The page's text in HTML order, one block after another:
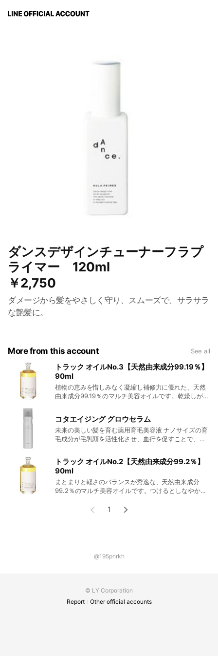
ダンスデザインチューナーフラプ
ライマー 120ml
￥2,750
ダメージから髪をやさしく守り、スムーズで、サラサラ
な艶髪に。
More from this account See all
トラック オイルNo.3【天然由来成分99.19％】
90ml
植物の恵みを惜しみなく凝縮し補修力に優れた、天然
由来成分99.19％のマルチ美容オイルです。乾燥しがち
る季節には手放せないリッチなうるおいを与えるオイ
ルです。使用量をコントロールする為に、専用キャッ
プを付属しています。 [シトラスフローラルの香り] 華
をミックス。金木犀のような気高さと謙虚さを感 じさ
せるフローラルな香り。 全成分 オリーブ果実油、ヒマ
ワリ種子油、ヒマシ油、ブロッコリー種子油、レモン
果皮油、ラベンダー油、ヒポファエラムノイデス果実
油、ローズマリー葉油、ユーカリ葉油、トコフェロー
コタエイジング グロウセラム
未来の美しい髪を育む薬用育毛美容液 ナノサイズの育
毛成分が毛乳頭を活性化させ、血行を促すことで、美
トラック オイルNo.2【天然由来成分99.2％】
90ml
まとまりと軽さのバランスが秀逸な、天然由来成分
99.2％のマルチ美容オイルです。つけるとしなやかに
を操ります。凛としたツヤと柔らかさを纏った髪は、
る ハーバルの香り。 全成分 オリーブ果実油、ヒマワ
油、ラベンダー油、ユーカリ油、ローズマリー葉油、
トコフェロール、香料
1
@195pnrkh
© LY Corporation
Report
Other official accounts